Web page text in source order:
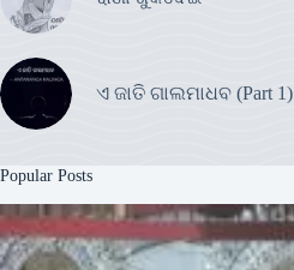
ଏ ଜାତି ଗାଲମାଧବ (Part 1)
Popular Posts